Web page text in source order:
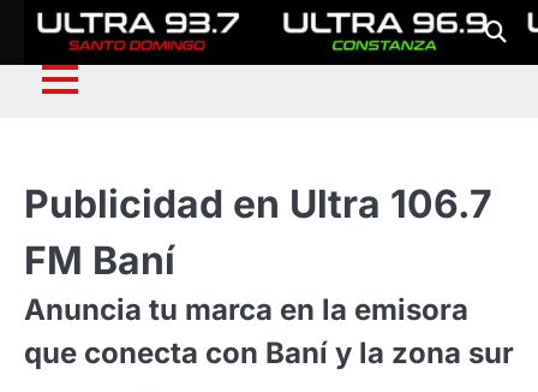
Publicidad en Ultra 106.7
FM Baní
Anuncia tu marca en la emisora
que conecta con Baní y la zona sur